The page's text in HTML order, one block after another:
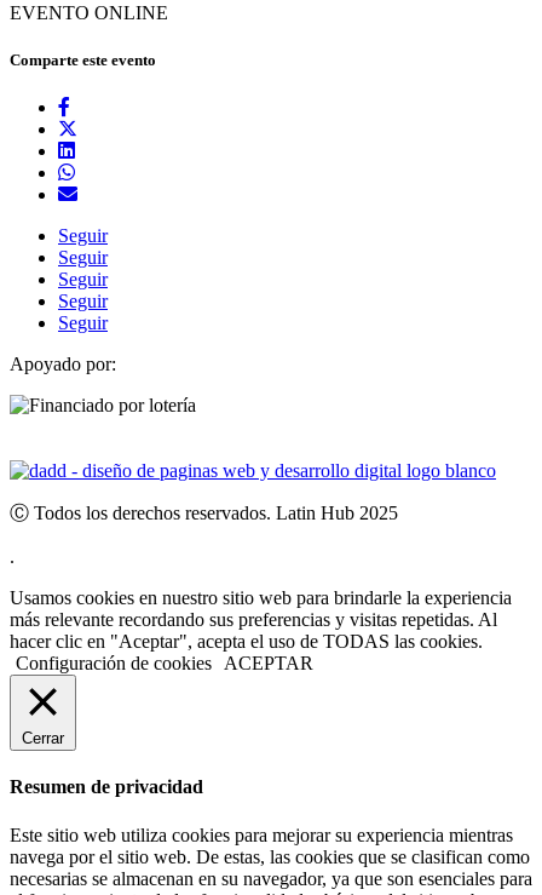
EVENTO ONLINE
Comparte este evento
Seguir
Seguir
Seguir
Seguir
Seguir
Apoyado por:
Ⓒ Todos los derechos reservados. Latin Hub 2025
.
Usamos cookies en nuestro sitio web para brindarle la experiencia
más relevante recordando sus preferencias y visitas repetidas. Al
hacer clic en "Aceptar", acepta el uso de TODAS las cookies.
Configuración de cookies
ACEPTAR
Cerrar
Resumen de privacidad
Este sitio web utiliza cookies para mejorar su experiencia mientras
navega por el sitio web. De estas, las cookies que se clasifican como
necesarias se almacenan en su navegador, ya que son esenciales para